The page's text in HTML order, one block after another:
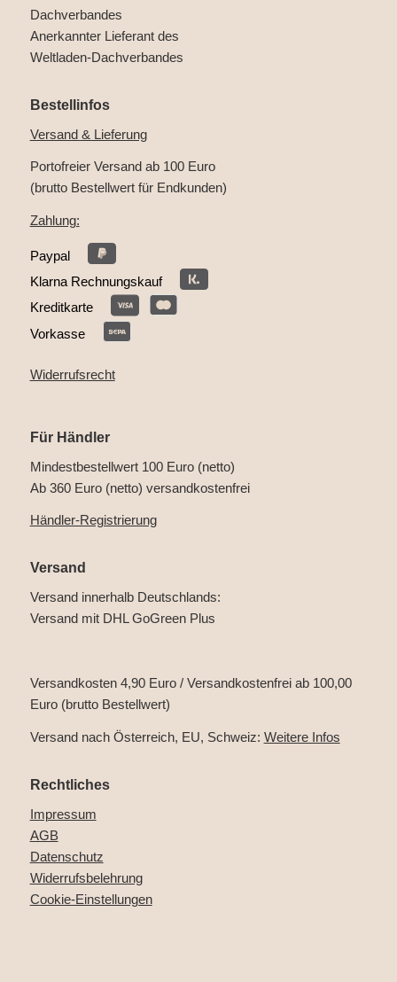
Anerkannter Lieferant des
Weltladen-Dachverbandes
Bestellinfos
Versand & Lieferung
Portofreier Versand ab 100 Euro
(brutto Bestellwert für Endkunden)
Zahlung:
Paypal
Klarna Rechnungskauf
Kreditkarte
Vorkasse
Widerrufsrecht
Für Händler
Mindestbestellwert 100 Euro (netto)
Ab 360 Euro (netto) versandkostenfrei
Händler-Registrierung
Versand
Versand innerhalb Deutschlands:
Versand mit DHL GoGreen Plus
Versandkosten 4,90 Euro / Versandkostenfrei ab 100,00
Euro (brutto Bestellwert)
Versand nach Österreich, EU, Schweiz: Weitere Infos
Rechtliches
Impressum
AGB
Datenschutz
Widerrufsbelehrung
Cookie-Einstellungen